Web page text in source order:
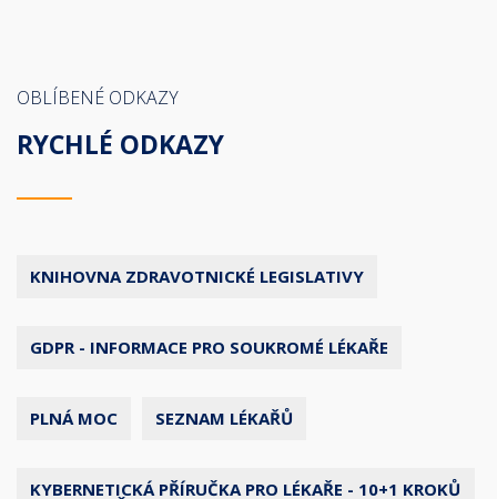
OBLÍBENÉ ODKAZY
RYCHLÉ ODKAZY
KNIHOVNA ZDRAVOTNICKÉ LEGISLATIVY
GDPR - INFORMACE PRO SOUKROMÉ LÉKAŘE
PLNÁ MOC SEZNAM LÉKAŘŮ
KYBERNETICKÁ PŘÍRUČKA PRO LÉKAŘE - 10+1 KROKŮ